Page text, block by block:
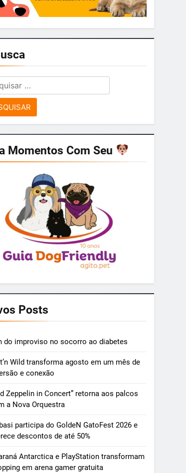
Momentos Com Seu
Posts
do improviso no socorro ao diabetes
Wild transforma agosto em um mês de
e conexão
Zeppelin in Concert” retorna aos palcos
a Nova Orquestra
participa do GoldeN GatoFest 2026 e
descontos de até 50%
Antarctica e PlayStation transformam
em arena gamer gratuita